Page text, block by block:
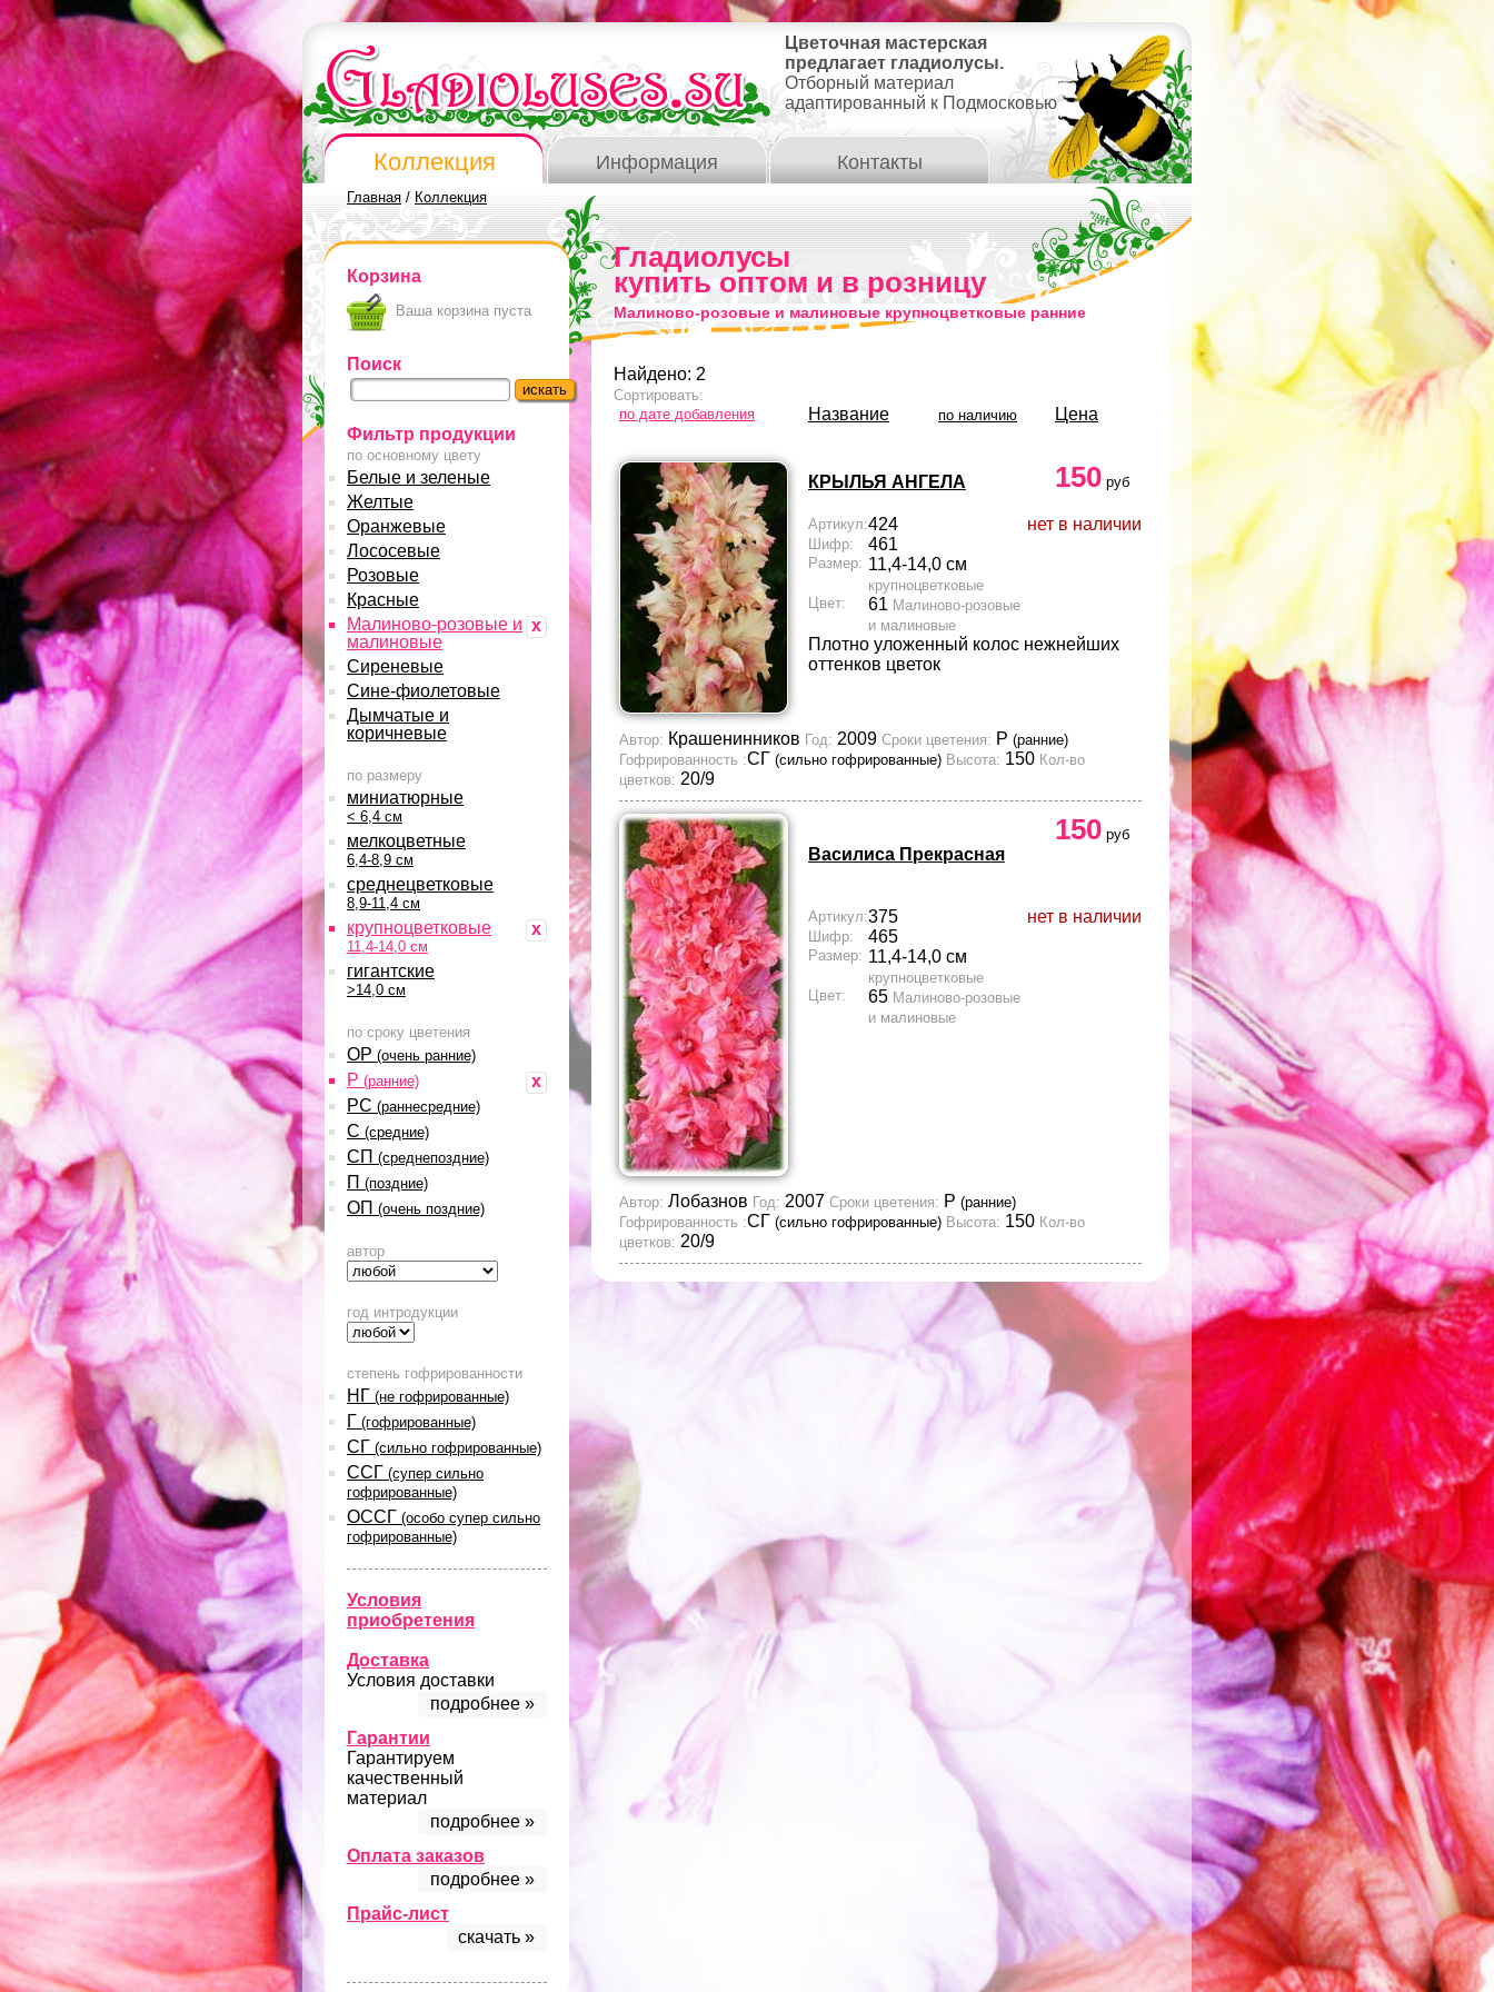
Цветочная мастерская
предлагает гладиолусы.
Отборный материал
адаптированный к Подмосковью
Коллекция Информация Контакты
Главная / Коллекция
Корзина
Ваша корзина пуста
Поиск
Фильтр продукции
по основному цвету
Белые и зеленые
Желтые
Оранжевые
Лососевые
Розовые
Красные
x
Малиново-розовые и
малиновые
Сиреневые
Сине-фиолетовые
Дымчатые и
коричневые
по размеру
миниатюрные
< 6,4 см
мелкоцветные
6,4-8,9 см
среднецветковые
8,9-11,4 см
x
крупноцветковые
11,4-14,0 см
гигантские
>14,0 см
по сроку цветения
ОР (очень ранние)
x
Р (ранние)
РС (раннесредние)
С (средние)
СП (среднепоздние)
П (поздние)
ОП (очень поздние)
автор
год интродукции
степень гофрированности
НГ (не гофрированные)
Г (гофрированные)
СГ (сильно гофрированные)
ССГ (супер сильно
гофрированные)
ОССГ (особо супер сильно
гофрированные)
Условия
приобретения
Доставка
Условия доставки
подробнее »
Гарантии
Гарантируем
качественный
материал
подробнее »
Оплата заказов
подробнее »
Прайс-лист
скачать »
Гладиолусы
купить оптом и в розницу
Малиново-розовые и малиновые крупноцветковые ранние
Найдено: 2
Сортировать:
по дате добавления
Название по наличию Цена
КРЫЛЬЯ АНГЕЛА 150 руб
нет в наличии
Артикул:424
Шифр: 461
Размер: 11,4-14,0 см
крупноцветковые
Цвет:
61 Малиново-розовые
и малиновые
Плотно уложенный колос нежнейших
оттенков цветок
Автор: Крашенинников Год: 2009 Сроки цветения: Р (ранние)
Гофрированность :СГ (сильно гофрированные) Высота: 150 Кол-во
цветков: 20/9
Василиса Прекрасная
150 руб
нет в наличии
Артикул:375
Шифр: 465
Размер: 11,4-14,0 см
крупноцветковые
Цвет:
65 Малиново-розовые
и малиновые
Автор: Лобазнов Год: 2007 Сроки цветения: Р (ранние)
Гофрированность :СГ (сильно гофрированные) Высота: 150 Кол-во
цветков: 20/9